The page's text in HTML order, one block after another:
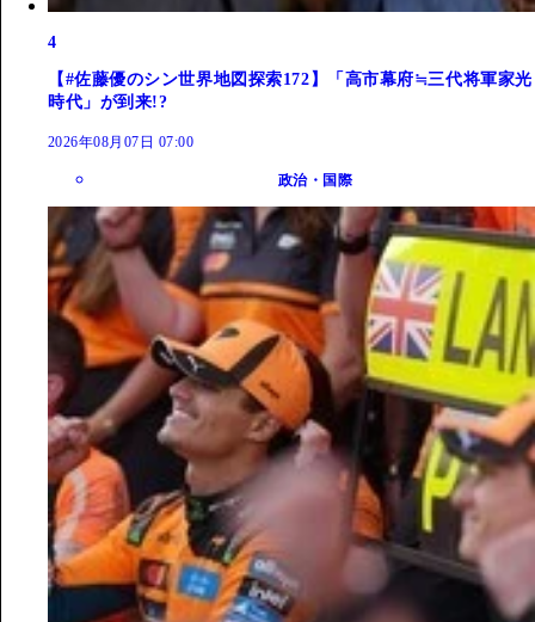
4
【#佐藤優のシン世界地図探索172】「高市幕府≒三代将軍家光
時代」が到来!?
2026年08月07日 07:00
政治・国際